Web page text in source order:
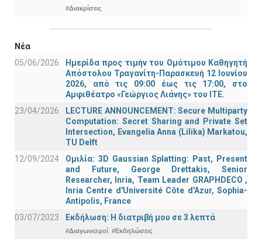
#Διακρίσεις
Νέα
05/06/2026
Ημερίδα προς τιμήν του Ομότιμου Καθηγητή
Απόστολου Τραγανίτη-Παρασκευή 12 Ιουνίου
2026, από τις 09:00 έως τις 17:00, στο
Αμφιθέατρο «Γεώργιος Λιάνης» του ΙΤΕ.
23/04/2026
LECTURE ANNOUNCEMENT: Secure Multiparty
Computation: Secret Sharing and Private Set
Intersection, Evangelia Anna (Lilika) Markatou,
TU Delft
12/09/2024
Ομιλία: 3D Gaussian Splatting: Past, Present
and Future, George Drettakis, Senior
Researcher, Inria, Team Leader GRAPHDECO ,
Inria Centre d'Université Côte d'Azur, Sophia-
Antipolis, France
03/07/2023
Εκδήλωση: Η διατριβή μου σε 3 λεπτά
#Διαγωνισμοί #Εκδηλώσεις